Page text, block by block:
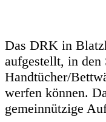
Das DRK in
aufgestellt, in
Handtücher/
werfen können.
gemeinnützige